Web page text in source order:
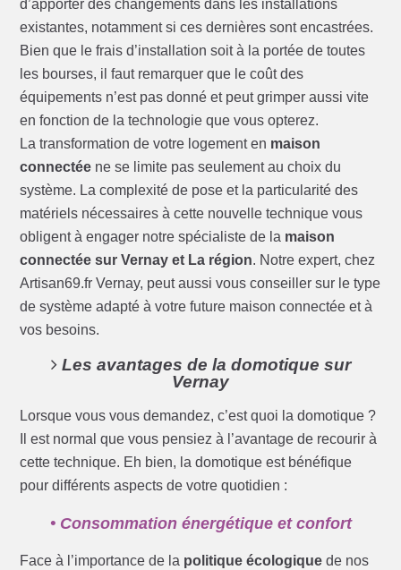
d’apporter des changements dans les installations
existantes, notamment si ces dernières sont encastrées.
Bien que le frais d’installation soit à la portée de toutes
les bourses, il faut remarquer que le coût des
équipements n’est pas donné et peut grimper aussi vite
en fonction de la technologie que vous opterez.
La transformation de votre logement en maison
connectée ne se limite pas seulement au choix du
système. La complexité de pose et la particularité des
matériels nécessaires à cette nouvelle technique vous
obligent à engager notre spécialiste de la maison
connectée sur Vernay et La région. Notre expert, chez
Artisan69.fr Vernay, peut aussi vous conseiller sur le type
de système adapté à votre future maison connectée et à
vos besoins.
Les avantages de la domotique sur
Vernay
Lorsque vous vous demandez, c’est quoi la domotique ?
Il est normal que vous pensiez à l’avantage de recourir à
cette technique. Eh bien, la domotique est bénéfique
pour différents aspects de votre quotidien :
• Consommation énergétique et confort
Face à l’importance de la politique écologique de nos